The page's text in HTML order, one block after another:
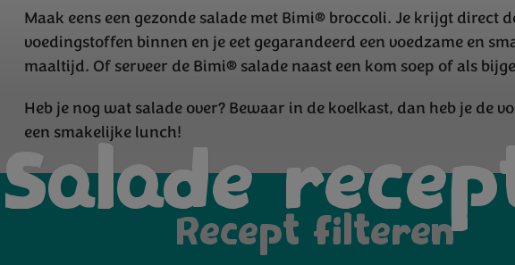
Salade
Maak eens een gezonde salade met Bimi® broccoli. Je krijgt direct
voedingstoffen binnen en je eet gegarandeerd een voedzame en
maaltijd. Of serveer de Bimi® salade naast een kom soep of als
Heb je nog wat salade over? Bewaar in de koelkast, dan heb je de
een smakelijke lunch!
Recept filteren